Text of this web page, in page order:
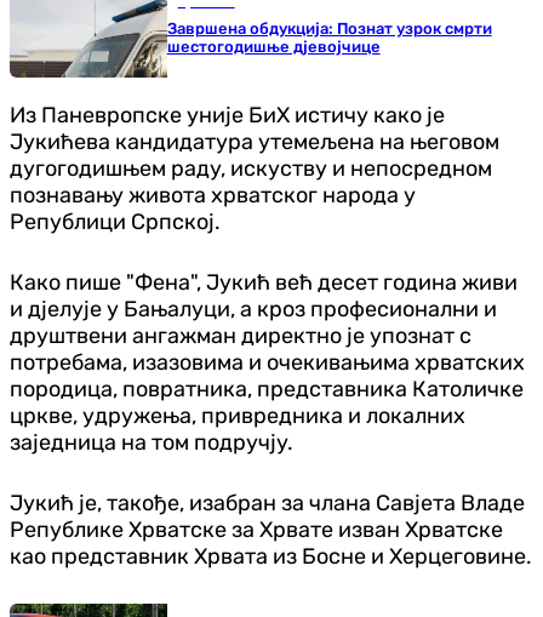
Завршена обдукција: Познат узрок смрти
шестогодишње дјевојчице
Из Паневропске уније БиХ истичу како је
Јукићева кандидатура утемељена на његовом
дугогодишњем раду, искуству и непосредном
познавању живота хрватског народа у
Републици Српској.
Како пише "Фена", Јукић већ десет година живи
и дјелује у Бањалуци, а кроз професионални и
друштвени ангажман директно је упознат с
потребама, изазовима и очекивањима хрватских
породица, повратника, представника Католичке
цркве, удружења, привредника и локалних
заједница на том подручју.
Јукић је, такође, изабран за члана Савјета Владе
Републике Хрватске за Хрвате изван Хрватске
као представник Хрвата из Босне и Херцеговине.